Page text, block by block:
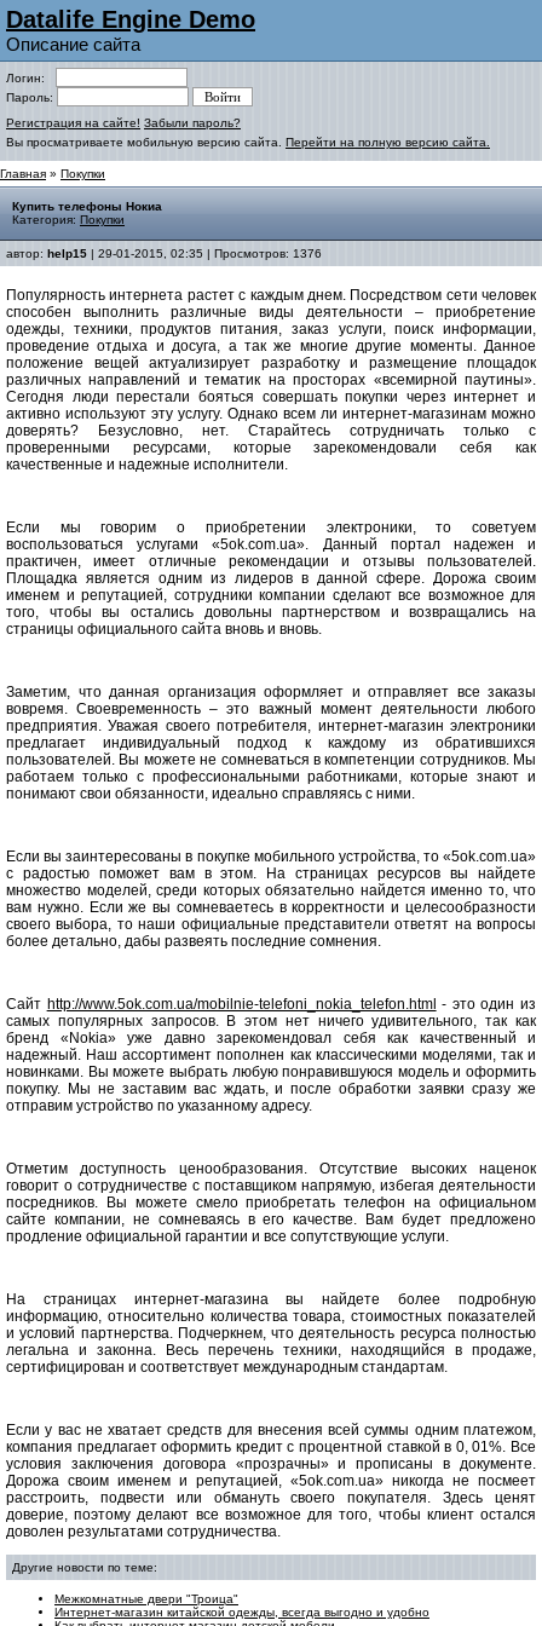
Datalife Engine Demo
Описание сайта
Логин:
Пароль:
Регистрация на сайте! Забыли пароль?
Вы просматриваете мобильную версию сайта. Перейти на полную версию сайта.
Главная » Покупки
Купить телефоны Нокиа
Категория: Покупки
автор: help15 | 29-01-2015, 02:35 | Просмотров: 1376
Популярность интернета растет с каждым днем. Посредством сети человек
способен выполнить различные виды деятельности – приобретение
одежды, техники, продуктов питания, заказ услуги, поиск информации,
проведение отдыха и досуга, а так же многие другие моменты. Данное
положение вещей актуализирует разработку и размещение площадок
различных направлений и тематик на просторах «всемирной паутины».
Сегодня люди перестали бояться совершать покупки через интернет и
активно используют эту услугу. Однако всем ли интернет-магазинам можно
доверять? Безусловно, нет. Старайтесь сотрудничать только с
проверенными ресурсами, которые зарекомендовали себя как
качественные и надежные исполнители.
Если мы говорим о приобретении электроники, то советуем
воспользоваться услугами «5ok.com.ua». Данный портал надежен и
практичен, имеет отличные рекомендации и отзывы пользователей.
Площадка является одним из лидеров в данной сфере. Дорожа своим
именем и репутацией, сотрудники компании сделают все возможное для
того, чтобы вы остались довольны партнерством и возвращались на
страницы официального сайта вновь и вновь.
Заметим, что данная организация оформляет и отправляет все заказы
вовремя. Своевременность – это важный момент деятельности любого
предприятия. Уважая своего потребителя, интернет-магазин электроники
предлагает индивидуальный подход к каждому из обратившихся
пользователей. Вы можете не сомневаться в компетенции сотрудников. Мы
работаем только с профессиональными работниками, которые знают и
понимают свои обязанности, идеально справляясь с ними.
Если вы заинтересованы в покупке мобильного устройства, то «5ok.com.ua»
с радостью поможет вам в этом. На страницах ресурсов вы найдете
множество моделей, среди которых обязательно найдется именно то, что
вам нужно. Если же вы сомневаетесь в корректности и целесообразности
своего выбора, то наши официальные представители ответят на вопросы
более детально, дабы развеять последние сомнения.
Сайт http://www.5ok.com.ua/mobilnie-telefoni_nokia_telefon.html - это один из
самых популярных запросов. В этом нет ничего удивительного, так как
бренд «Nokiа» уже давно зарекомендовал себя как качественный и
надежный. Наш ассортимент пополнен как классическими моделями, так и
новинками. Вы можете выбрать любую понравившуюся модель и оформить
покупку. Мы не заставим вас ждать, и после обработки заявки сразу же
отправим устройство по указанному адресу.
Отметим доступность ценообразования. Отсутствие высоких наценок
говорит о сотрудничестве с поставщиком напрямую, избегая деятельности
посредников. Вы можете смело приобретать телефон на официальном
сайте компании, не сомневаясь в его качестве. Вам будет предложено
продление официальной гарантии и все сопутствующие услуги.
На страницах интернет-магазина вы найдете более подробную
информацию, относительно количества товара, стоимостных показателей
и условий партнерства. Подчеркнем, что деятельность ресурса полностью
легальна и законна. Весь перечень техники, находящийся в продаже,
сертифицирован и соответствует международным стандартам.
Если у вас не хватает средств для внесения всей суммы одним платежом,
компания предлагает оформить кредит с процентной ставкой в 0, 01%. Все
условия заключения договора «прозрачны» и прописаны в документе.
Дорожа своим именем и репутацией, «5ok.com.ua» никогда не посмеет
расстроить, подвести или обмануть своего покупателя. Здесь ценят
доверие, поэтому делают все возможное для того, чтобы клиент остался
доволен результатами сотрудничества.
Другие новости по теме:
Межкомнатные двери "Троица"
Интернет-магазин китайской одежды, всегда выгодно и удобно